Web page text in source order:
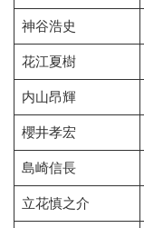
神谷浩史
花江夏樹
内山昂輝
櫻井孝宏
島崎信長
立花慎之介